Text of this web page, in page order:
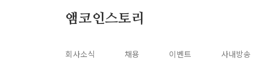
앰코인스토리
회사소식 채용 이벤트 사내방송